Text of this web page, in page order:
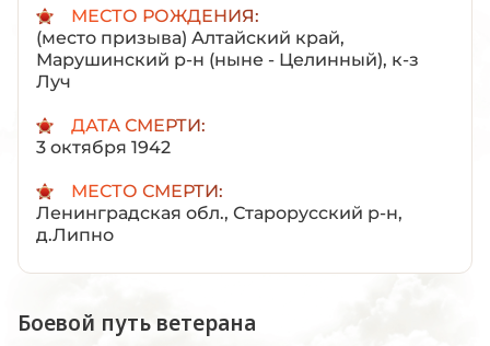
МЕСТО РОЖДЕНИЯ:
(место призыва) Алтайский край,
Марушинский р-н (ныне - Целинный), к-з
Луч
ДАТА СМЕРТИ:
3 октября 1942
МЕСТО СМЕРТИ:
Ленинградская обл., Старорусский р-н,
д.Липно
Боевой путь ветерана